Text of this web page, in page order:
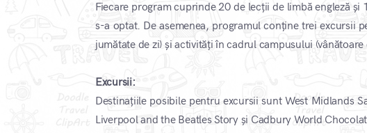
Fiecare program cuprinde 20 de lecții de limbă engleză
s-a optat. De asemenea, programul conține trei excursii
jumătate de zi) și activități în cadrul campusului
Excursii:
Destinațiile posibile pentru excursii sunt West Midlands
Liverpool and the Beatles Story și Cadbury World